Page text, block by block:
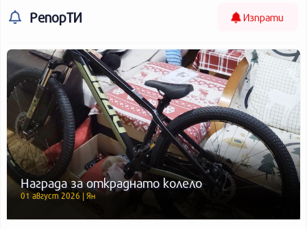
РепорТИ Изпрати
Награда за откраднато колело
01 август 2026 | Ян